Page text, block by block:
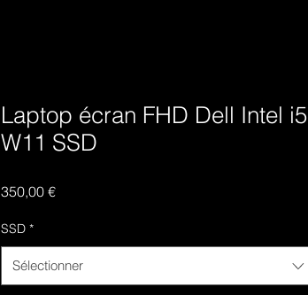
Laptop écran FHD Dell Intel i5
W11 SSD
350,00 €Prix
SSD *
Sélectionner